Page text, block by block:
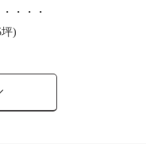
・・
)
論